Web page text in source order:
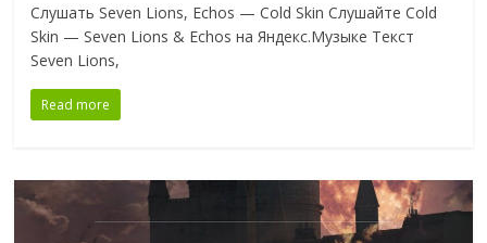
Слушать Seven Lions, Echos — Cold Skin Слушайте Cold
Skin — Seven Lions & Echos на Яндекс.Музыке Текст
Seven Lions,
Read more